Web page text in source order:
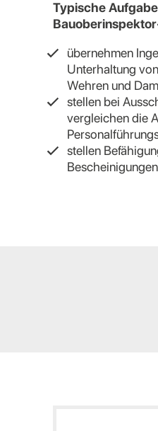
Typische
übernehmen
Unterhaltung
Wehren und
stellen bei
vergleichen die
stellen